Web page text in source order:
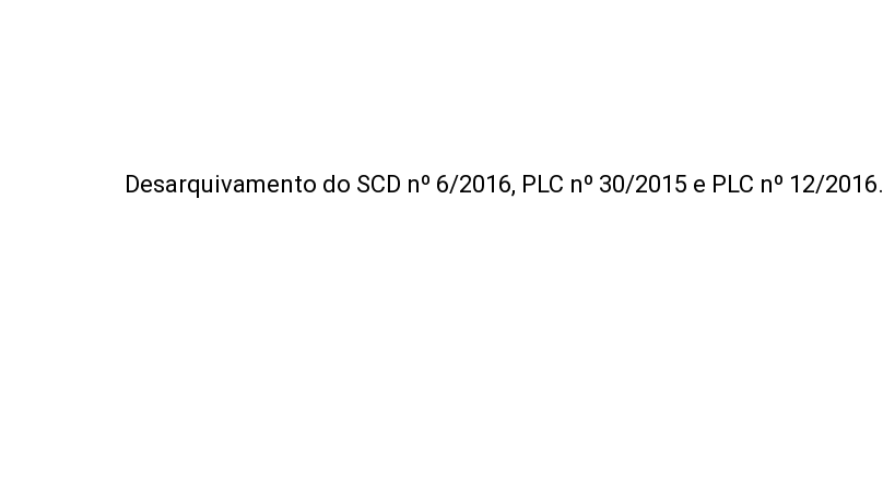
Desarquivamento do SCD nº 6/2016, PLC nº 30/2015 e PLC nº 12/2016.